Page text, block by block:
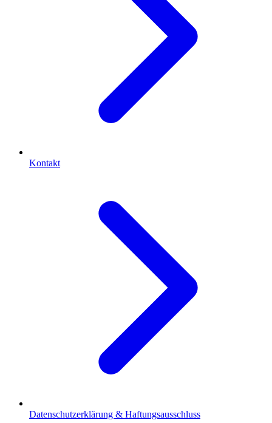
Kontakt
Datenschutzerklärung & Haftungsausschluss